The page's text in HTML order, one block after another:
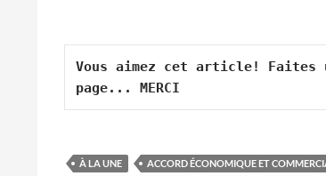
Vous aimez cet article! Faites
page... MERCI
À LA UNE ACCORD ÉCONOMIQUE ET